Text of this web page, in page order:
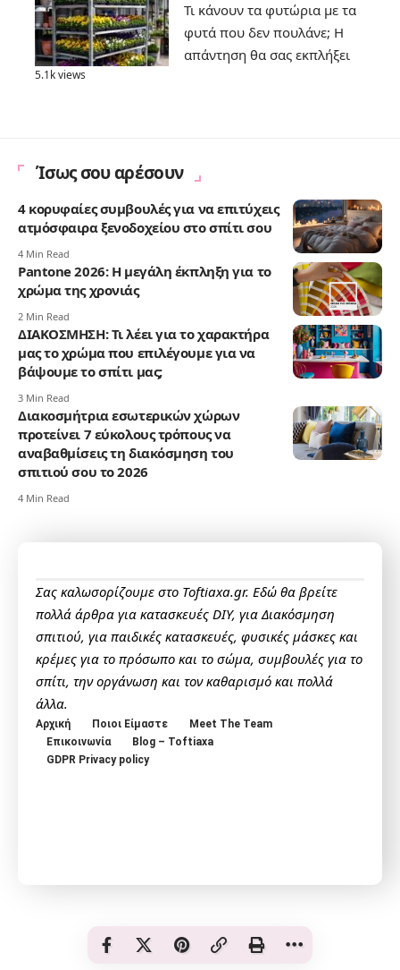
Τι κάνουν τα φυτώρια με τα
φυτά που δεν πουλάνε; Η
απάντηση θα σας εκπλήξει
5.1k views
Ίσως σου αρέσουν
4 κορυφαίες συμβουλές για να επιτύχεις
ατμόσφαιρα ξενοδοχείου στο σπίτι σου
4 Min Read
Pantone 2026: Η μεγάλη έκπληξη για το
χρώμα της χρονιάς
2 Min Read
ΔΙΑΚΟΣΜΗΣΗ: Τι λέει για το χαρακτήρα
μας το χρώμα που επιλέγουμε για να
βάψουμε το σπίτι μας;
3 Min Read
Διακοσμήτρια εσωτερικών χώρων
προτείνει 7 εύκολους τρόπους να
αναβαθμίσεις τη διακόσμηση του
σπιτιού σου το 2026
4 Min Read
Σας καλωσορίζουμε στο Toftiaxa.gr. Εδώ θα βρείτε
πολλά άρθρα για κατασκευές DIY, για Διακόσμηση
σπιτιού, για παιδικές κατασκευές, φυσικές μάσκες και
κρέμες για το πρόσωπο και το σώμα, συμβουλές για το
σπίτι, την οργάνωση και τον καθαρισμό και πολλά
άλλα.
Αρχική Ποιοι Είμαστε
Meet The Team
Επικοινωνία
Blog – Toftiaxa
GDPR Privacy policy
© Toftiaxa 2025